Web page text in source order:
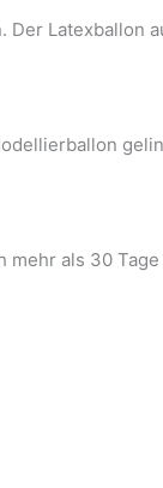
Latexballon
als 30